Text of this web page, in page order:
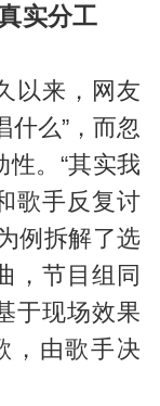
实分工
以来，网友
什么”，而忽
。“其实我
歌手反复讨
例拆解了选
，节目组同
于现场效果
，由歌手决